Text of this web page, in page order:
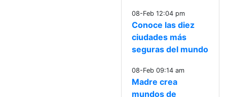
08-Feb 12:04 pm
Conoce las diez
ciudades más
seguras del mundo
08-Feb 09:14 am
Madre crea
mundos de